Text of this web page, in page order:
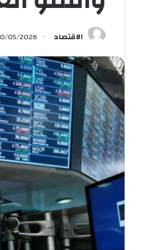
الاقتصاد 05/2026